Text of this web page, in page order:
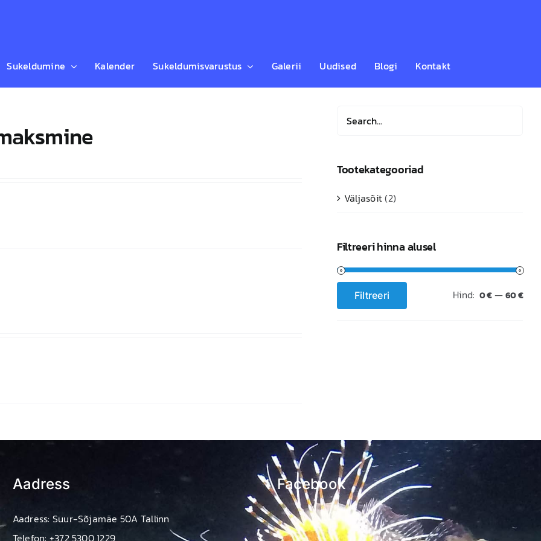
Sukeldumine Kalender Sukeldumisvarustus Galerii Uudised Blogi Kontakt
Tootekategooriad
Väljasõit(2)
Filtreeri hinna alusel
Minimaalne
Maksimaalne
Filtreeri Hind: 0 €—60 €
Aadress
Aadress: Suur-Sõjamäe 50A Tallinn
Telefon: +372 5300 1229
Facebook